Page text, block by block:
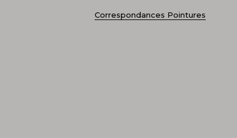
Correspondances Pointures